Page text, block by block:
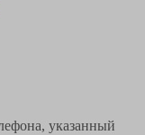
указанный